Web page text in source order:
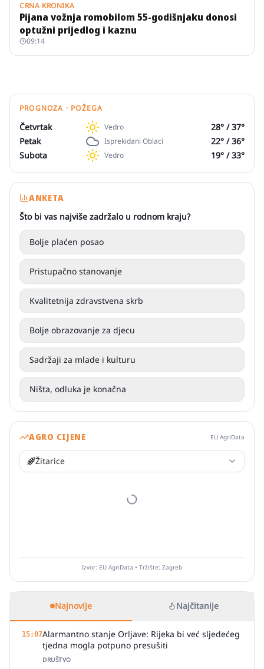
CRNA KRONIKA
Pijana vožnja romobilom 55-godišnjaku donosi
optužni prijedlog i kaznu
09:14
PROGNOZA · POŽEGA
Četvrtak Vedro 28° /37°
Petak
Isprekidani Oblaci 22° /36°
Subota
Vedro 19° /33°
ANKETA
Što bi vas najviše zadržalo u rodnom kraju?
Bolje plaćen posao
Pristupačno stanovanje
Kvalitetnija zdravstvena skrb
Bolje obrazovanje za djecu
Sadržaji za mlade i kulturu
Ništa, odluka je konačna
AGRO CIJENE EU AgriData
Žitarice
Izvor: EU AgriData • Tržište: Zagreb
Najnovije Najčitanije
15:07Alarmantno stanje Orljave: Rijeka bi već sljedećeg
tjedna mogla potpuno presušiti
DRUŠTVO